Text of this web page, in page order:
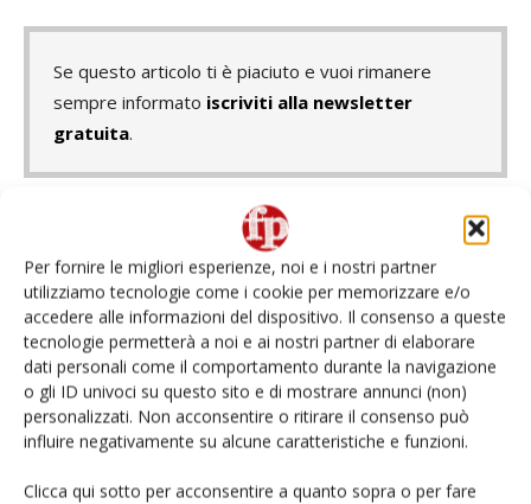
Per fornire le migliori esperienze, noi e i nostri partner
utilizziamo tecnologie come i cookie per memorizzare e/o
accedere alle informazioni del dispositivo. Il consenso a queste
tecnologie permetterà a noi e ai nostri partner di elaborare
dati personali come il comportamento durante la navigazione
o gli ID univoci su questo sito e di mostrare annunci (non)
personalizzati. Non acconsentire o ritirare il consenso può
influire negativamente su alcune caratteristiche e funzioni.
Clicca qui sotto per acconsentire a quanto sopra o per fare
Se questo articolo ti è piaciuto e vuoi rimanere
sempre informato iscriviti alla newsletter
gratuita.
Cape Rose*|Cheeky
nuova varietà di pero
Sud Africa
Facebook Twitter
Apofruit Italia rilancia sullo Susine Metis, a luglio sul